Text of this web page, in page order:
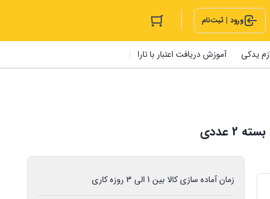
ورود | ثبت‌نام
یدکی آموزش دریافت اعتبار با تارا
زمان آماده سازی کالا بین 1 الی 3 روزه کاری